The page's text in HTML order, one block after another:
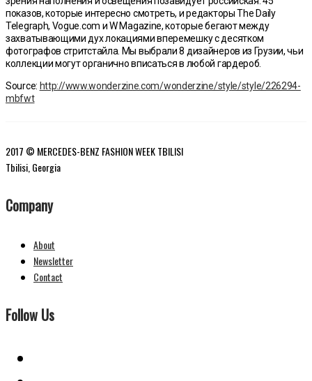
показов, которые интересно смотреть, и редакторы The Daily
Telegraph, Vogue.com и W Magazine, которые бегают между
захватывающими дух локациями вперемешку с десятком
фотографов стритстайла. Мы выбрали 8 дизайнеров из Грузии, чьи
коллекции могут органично вписаться в любой гардероб.
Source: http://www.wonderzine.com/wonderzine/style/style/226294-
mbfwt
2017 © MERCEDES-BENZ FASHION WEEK TBILISI
Tbilisi, Georgia
Company
About
Newsletter
Contact
Follow Us